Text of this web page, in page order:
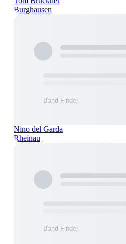
Burghausen
Nino del Garda
Rheinau